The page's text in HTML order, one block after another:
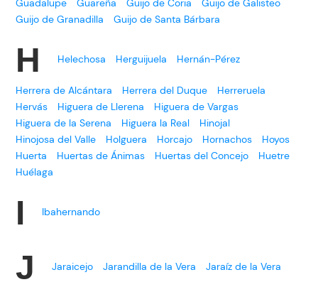
Guadalupe
Guareña Guijo de Coria
Guijo de Galisteo
Guijo de Granadilla
Guijo de Santa Bárbara
H Helechosa Herguijuela Hernán-Pérez
Herrera de Alcántara Herrera del Duque
Herreruela
Hervás
Higuera de Llerena
Higuera de Vargas
Higuera de la Serena
Higuera la Real
Hinojal
Hinojosa del Valle
Holguera Horcajo Hornachos
Hoyos
Huerta
Huertas de Ánimas Huertas del Concejo
Huetre
Huélaga
I Ibahernando
J Jaraicejo Jarandilla de la Vera Jaraíz de la Vera